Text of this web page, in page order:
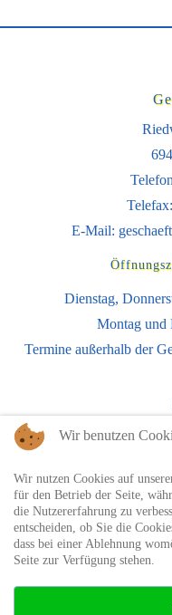
E-Mail:
Dienstag,
Montag und
Termine außerhalb der
Sie
Wir benutzen
Wir nutzen Cookies auf
für den Betrieb der Seite,
die Nutzererfahrung zu
entscheiden, ob Sie die
dass bei einer Ablehnung
Seite zur Verfügung stehen.